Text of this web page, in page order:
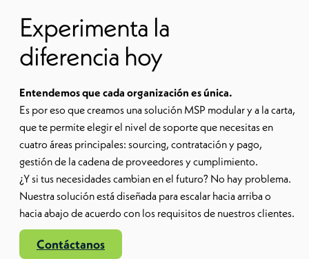
Experimenta la
diferencia hoy
Entendemos que cada organización es única.
Es por eso que creamos una solución MSP modular y a la carta,
que te permite elegir el nivel de soporte que necesitas en
cuatro áreas principales: sourcing, contratación y pago,
gestión de la cadena de proveedores y cumplimiento.
¿Y si tus necesidades cambian en el futuro? No hay problema.
Nuestra solución está diseñada para escalar hacia arriba o
hacia abajo de acuerdo con los requisitos de nuestros clientes.
Contáctanos